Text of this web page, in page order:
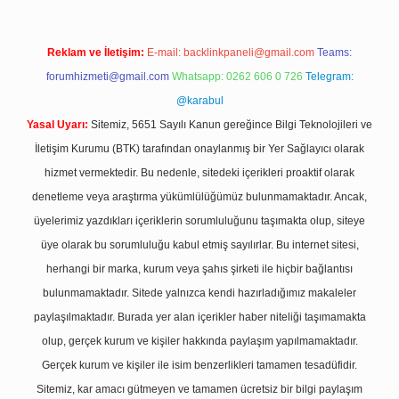
Reklam ve İletişim: E-mail: backlinkpaneli@gmail.com Teams:
forumhizmeti@gmail.com Whatsapp: 0262 606 0 726 Telegram:
@karabul
Yasal Uyarı: Sitemiz, 5651 Sayılı Kanun gereğince Bilgi Teknolojileri ve
İletişim Kurumu (BTK) tarafından onaylanmış bir Yer Sağlayıcı olarak
hizmet vermektedir. Bu nedenle, sitedeki içerikleri proaktif olarak
denetleme veya araştırma yükümlülüğümüz bulunmamaktadır. Ancak,
üyelerimiz yazdıkları içeriklerin sorumluluğunu taşımakta olup, siteye
üye olarak bu sorumluluğu kabul etmiş sayılırlar. Bu internet sitesi,
herhangi bir marka, kurum veya şahıs şirketi ile hiçbir bağlantısı
bulunmamaktadır. Sitede yalnızca kendi hazırladığımız makaleler
paylaşılmaktadır. Burada yer alan içerikler haber niteliği taşımamakta
olup, gerçek kurum ve kişiler hakkında paylaşım yapılmamaktadır.
Gerçek kurum ve kişiler ile isim benzerlikleri tamamen tesadüfidir.
Sitemiz, kar amacı gütmeyen ve tamamen ücretsiz bir bilgi paylaşım